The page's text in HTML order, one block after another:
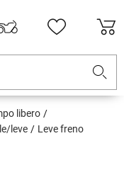
libero
leve Leve freno